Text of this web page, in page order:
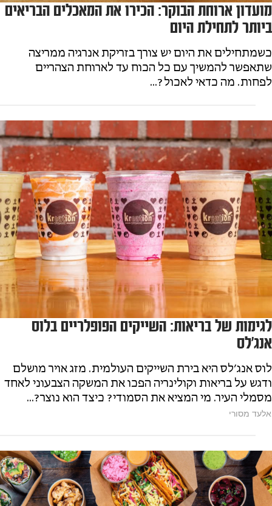
מועדון ארוחת הבוקר: הכירו את המאכלים הבריאים
ביותר לתחילת היום
כשמתחילים את היום יש צורך בזריקת אנרגיה ממריצה
שתאפשר להמשיך עם כל הכוח עד לארוחת הצהריים
לפחות. מה כדאי לאכול?...
לגימות של בריאות: השייקים הפופלריים בלוס
אנג׳לס
לוס אנג׳לס היא בירת השייקים העולמית. מזג אויר מושלם
ודגש על בריאות וקולינריה הפכו את המשקה הצבעוני לאחד
מסמלי העיר. מי המציא את הסמודי? כיצד הוא נוצר?...
אלעד מסורי